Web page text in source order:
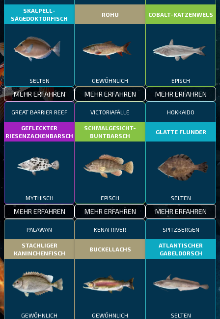
SKALPELL-
SÄGEDOKTORFISCH
SELTEN
MEHR ERFAHREN
ROHU
GEWÖHNLICH
MEHR ERFAHREN
COBALT-KATZENWELS
EPISCH
MEHR ERFAHREN
GREAT BARRIER REEF
GEFLECKTER
RIESENZACKENBARSCH
MYTHISCH
MEHR ERFAHREN
VICTORIAFÄLLE
SCHMALGESICHT-
BUNTBARSCH
EPISCH
MEHR ERFAHREN
HOKKAIDO
GLATTE FLUNDER
SELTEN
MEHR ERFAHREN
PALAWAN
STACHLIGER
KANINCHENFISCH
GEWÖHNLICH
KENAI RIVER
BUCKELLACHS
GEWÖHNLICH
SPITZBERGEN
ATLANTISCHER
GABELDORSCH
SELTEN